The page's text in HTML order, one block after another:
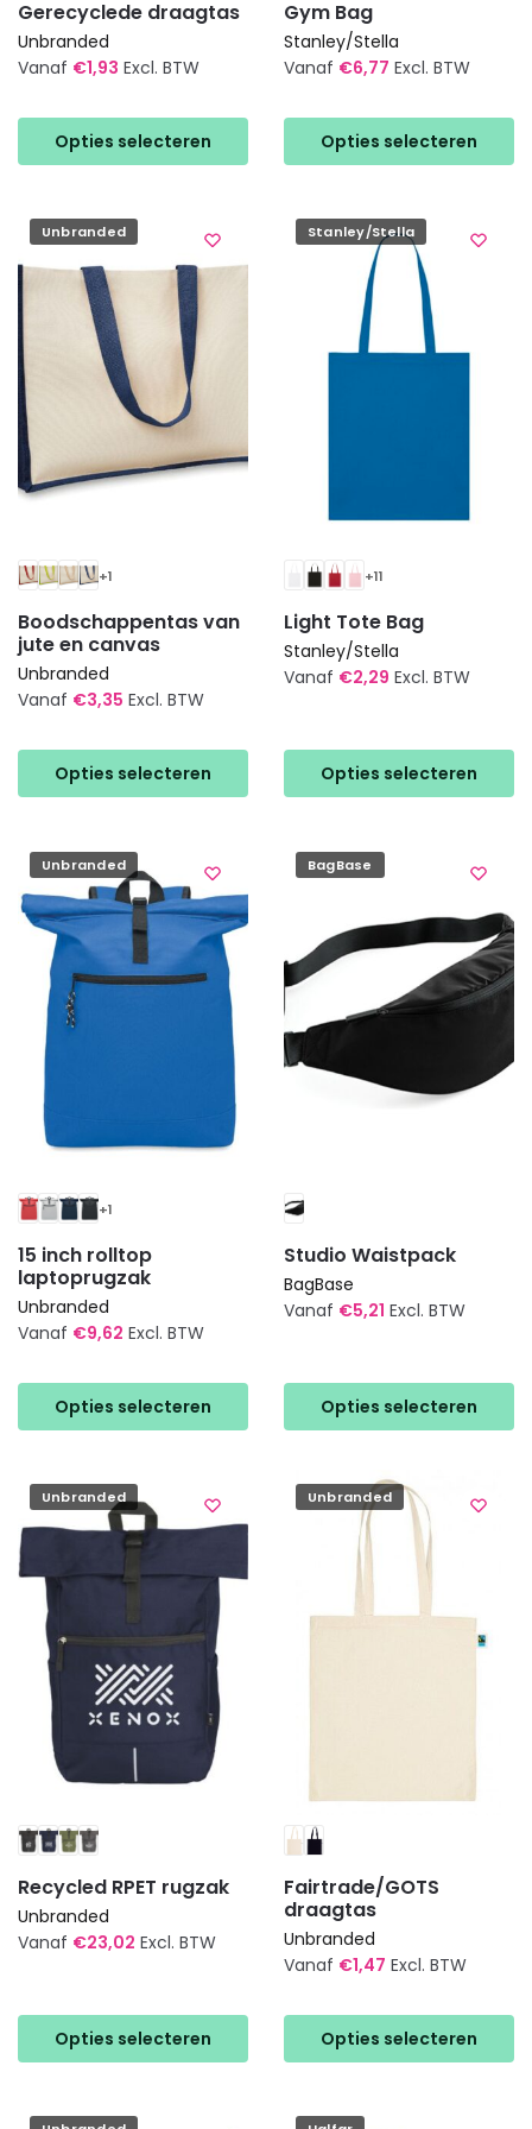
Gerecyclede draagtas
Unbranded
Vanaf €1,93 Excl. BTW
Opties selecteren
product
heeft
variaties.
Deze
optie
gekozen
worden
op
de
productpagina
Gym Bag
Stanley/Stella
Vanaf €6,77 Excl. BTW
Opties selecteren
product
heeft
variaties.
Deze
Unbranded
+1
Boodschappentas van
jute en canvas
Unbranded
Vanaf €3,35 Excl. BTW
Opties selecteren
product
heeft
variaties.
Deze
optie
kan
gekozen
worden
Stanley/Stella
+11
Light Tote Bag
Stanley/Stella
Vanaf €2,29 Excl. BTW
Opties selecteren
product
heeft
meerdere
Deze
gekozen
worden
de
productpagina
Unbranded
+1
15 inch rolltop
laptoprugzak
Unbranded
Vanaf €9,62 Excl. BTW
Opties selecteren
product
heeft
variaties.
Deze
optie
kan
gekozen
worden
productpagina
BagBase
Studio Waistpack
BagBase
Vanaf €5,21 Excl. BTW
Opties selecteren
product
heeft
meerdere
Deze
Unbranded
Recycled RPET rugzak
Unbranded
Vanaf €23,02 Excl. BTW
Opties selecteren
product
heeft
meerdere
Unbranded
Fairtrade/GOTS
draagtas
Unbranded
Vanaf €1,47 Excl. BTW
Opties selecteren
product
heeft
variaties.